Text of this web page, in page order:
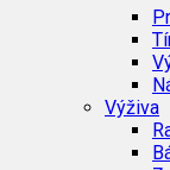
Výživa